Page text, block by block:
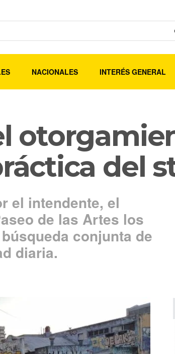
NACIONALES INTERÉS GENERAL
del
el intendente, el
de las Artes los
conjunta de
diaria.